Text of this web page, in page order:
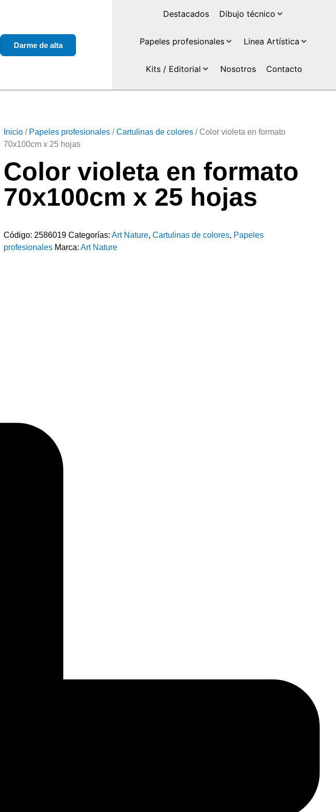
Darme de alta
Destacados Dibujo técnico
Papeles profesionales Linea Artística
Kits / Editorial Nosotros Contacto
Inicio / Papeles profesionales /Cartulinas de colores / Color violeta en formato
70x100cm x 25 hojas
Color violeta en formato
70x100cm x 25 hojas
Código: 2586019 Categorías: Art Nature, Cartulinas de colores, Papeles
profesionales Marca: Art Nature